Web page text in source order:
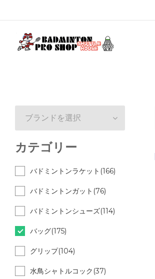
ブランドを選択
カテゴリー
バドミントンラケット(166)
バドミントンガット(76)
バドミントンシューズ(114)
バッグ(175)
グリップ(104)
水鳥シャトルコック(37)